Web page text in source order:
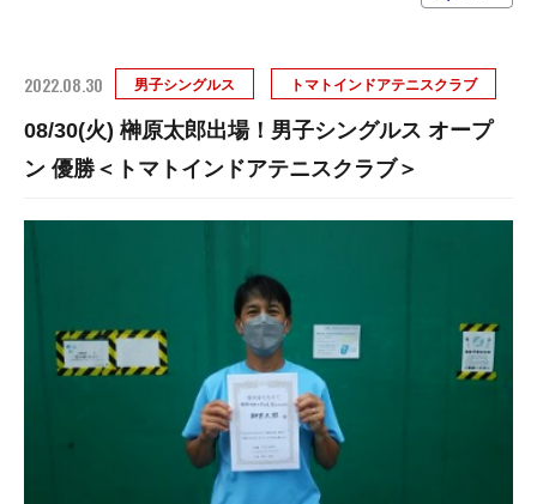
2022.08.30 男子シングルス トマトインドアテニスクラブ
08/30(火) 榊原太郎出場！男子シングルス オープ
ン 優勝＜トマトインドアテニスクラブ＞